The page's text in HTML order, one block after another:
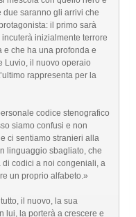
saranno gli arrivi che
il primo sarà
inizialmente terrore
che ha una profonda e
Luvio, il nuovo operaio
rappresenta per la
codice stenografico
siamo confusi e non
ci sentiamo stranieri alla
linguaggio sbagliato, che
codici a noi congeniali, a
un proprio alfabeto.»
il nuovo, la sua
lui, la porterà a crescere e